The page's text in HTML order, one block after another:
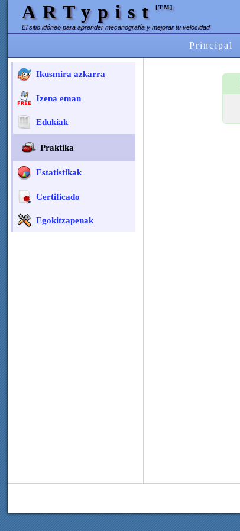
ARTypist[TM]
El sitio idóneo para aprender mecanografía y mejorar tu velocidad
Principal
Ikusmira azkarra
Izena eman
Edukiak
Praktika
Estatistikak
Certificado
Egokitzapenak